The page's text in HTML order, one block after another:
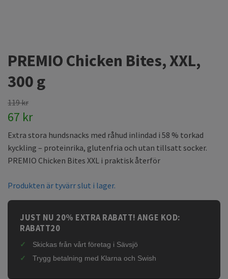
PREMIO Chicken Bites, XXL,
300 g
119 kr
67 kr
Extra stora hundsnacks med råhud inlindad i 58 % torkad
kyckling – proteinrika, glutenfria och utan tillsatt socker.
PREMIO Chicken Bites XXL i praktisk återför
Produkten är tyvärr slut i lager.
JUST NU 20% EXTRA RABATT! ANGE KOD:
RABATT20
Skickas från vårt företag i Sävsjö
Trygg betalning med Klarna och Swish